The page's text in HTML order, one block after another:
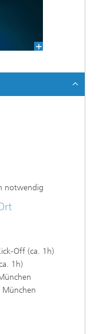
notwendig
Off (ca. 1h)
1h)